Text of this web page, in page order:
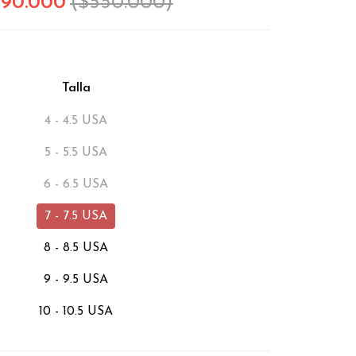
Talla
4 - 4.5 USA
5 - 5.5 USA
6 - 6.5 USA
7 - 7.5 USA
8 - 8.5 USA
9 - 9.5 USA
10 - 10.5 USA